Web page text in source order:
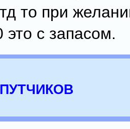
то при
это с запасом.